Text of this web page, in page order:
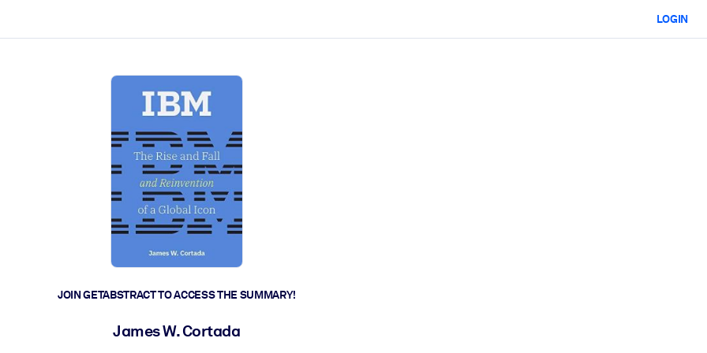
LOGIN
JOIN GETABSTRACT TO ACCESS THE SUMMARY!
James W. Cortada